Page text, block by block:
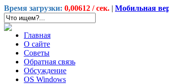
Время загрузки: 0,00612 / сек. | Мобильная
Главная
О сайте
Советы
Обратная связь
Обсуждение
OS Windows